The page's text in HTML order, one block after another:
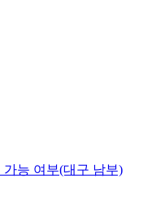
능 여부(대구 남부)